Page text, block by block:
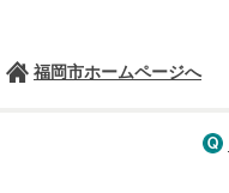
福岡市ホームページへ